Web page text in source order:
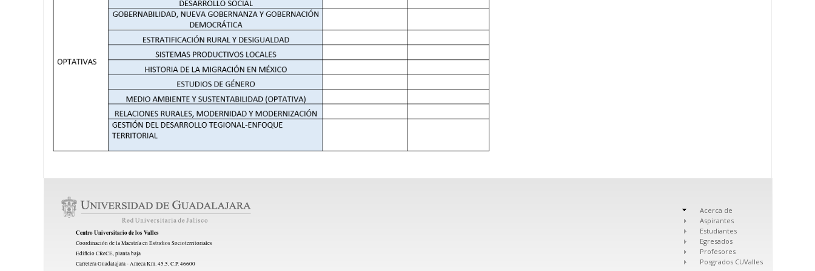
Centro Universitario de los Valles
Coordinación de la Maestría en Estudios Socioterritoriales
Edificio CReCE, planta baja
Carretera Guadalajara - Ameca Km. 45.5, C.P. 46600
Acerca de
Aspirantes
Estudiantes
Egresados
Profesores
Posgrados CUValles